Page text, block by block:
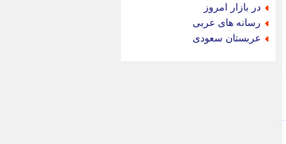
در بازار امروز
رسانه های عربی
عربستان سعودی